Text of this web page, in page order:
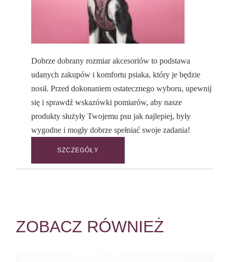
Dobrze dobrany rozmiar akcesoriów to podstawa
udanych zakupów i komfortu psiaka, który je będzie
nosił. Przed dokonaniem ostatecznego wyboru, upewnij
się i sprawdź wskazówki pomiarów, aby nasze
produkty służyły Twojemu psu jak najlepiej, były
wygodne i mogły dobrze spełniać swoje zadania!
SZCZEGÓŁY
ZOBACZ RÓWNIEŻ